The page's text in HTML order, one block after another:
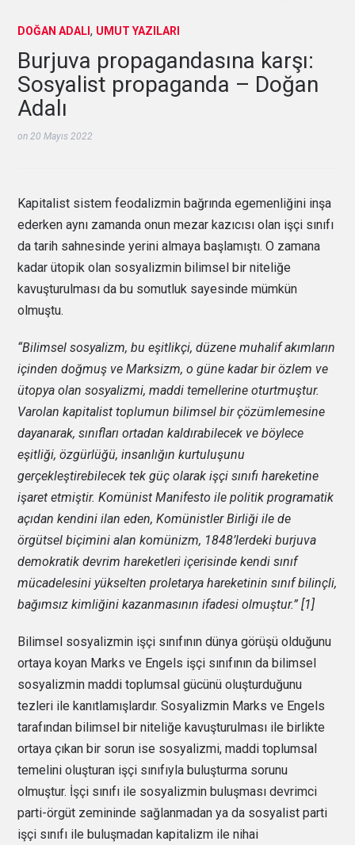
DOĞAN ADALI, UMUT YAZILARI
Burjuva propagandasına karşı:
Sosyalist propaganda – Doğan
Adalı
on20 Mayıs 2022
Kapitalist sistem feodalizmin bağrında egemenliğini inşa
ederken aynı zamanda onun mezar kazıcısı olan işçi sınıfı
da tarih sahnesinde yerini almaya başlamıştı. O zamana
kadar ütopik olan sosyalizmin bilimsel bir niteliğe
kavuşturulması da bu somutluk sayesinde mümkün
olmuştu.
“Bilimsel sosyalizm, bu eşitlikçi, düzene muhalif akımların
içinden doğmuş ve Marksizm, o güne kadar bir özlem ve
ütopya olan sosyalizmi, maddi temellerine oturtmuştur.
Varolan kapitalist toplumun bilimsel bir çözümlemesine
dayanarak, sınıfları ortadan kaldırabilecek ve böylece
eşitliği, özgürlüğü, insanlığın kurtuluşunu
gerçekleştirebilecek tek güç olarak işçi sınıfı hareketine
işaret etmiştir. Komünist Manifesto ile politik programatik
açıdan kendini ilan eden, Komünistler Birliği ile de
örgütsel biçimini alan komünizm, 1848’lerdeki burjuva
demokratik devrim hareketleri içerisinde kendi sınıf
mücadelesini yükselten proletarya hareketinin sınıf bilinçli,
bağımsız kimliğini kazanmasının ifadesi olmuştur.” [1]
Bilimsel sosyalizmin işçi sınıfının dünya görüşü olduğunu
ortaya koyan Marks ve Engels işçi sınıfının da bilimsel
sosyalizmin maddi toplumsal gücünü oluşturduğunu
tezleri ile kanıtlamışlardır. Sosyalizmin Marks ve Engels
tarafından bilimsel bir niteliğe kavuşturulması ile birlikte
ortaya çıkan bir sorun ise sosyalizmi, maddi toplumsal
temelini oluşturan işçi sınıfıyla buluşturma sorunu
olmuştur. İşçi sınıfı ile sosyalizmin buluşması devrimci
parti-örgüt zemininde sağlanmadan ya da sosyalist parti
işçi sınıfı ile buluşmadan kapitalizm ile nihai